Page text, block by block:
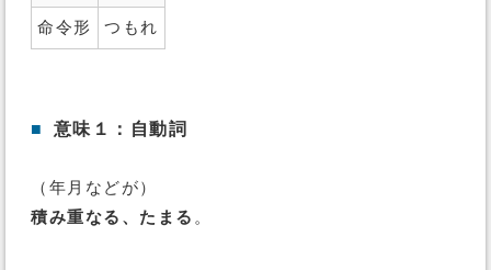
命令形 つもれ
■ 意味１：自動詞
（年月などが）
積み重なる、たまる 。